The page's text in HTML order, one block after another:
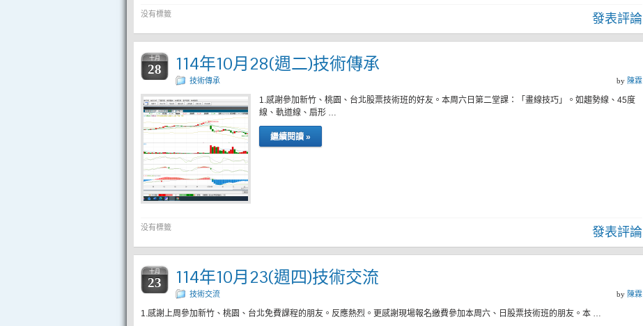
没有標籤 發表評論
十月
28 114年10月28(週二)技術傳承
技術傳承 by 陳霖
1.感謝參加新竹、桃園、台北股票技術班的好友。本周六日第二堂課：「畫線技巧」。如趨勢線、45度
線、軌道線、扇形 …
繼續閱讀 »
没有標籤 發表評論
十月
23 114年10月23(週四)技術交流
技術交流 by 陳霖
1.感謝上周參加新竹、桃園、台北免費課程的朋友。反應熱烈。更感謝現場報名繳費參加本周六、日股票技術班的朋友。本 …